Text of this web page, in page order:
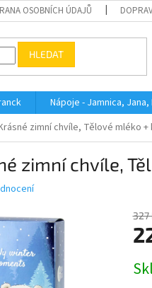
OSOBNÍCH ÚDAJŮ
HLEDAT
Nápoje - Jamnica, Jana,
zimní chvíle, Tělové mléko +
zimní chvíle,
327